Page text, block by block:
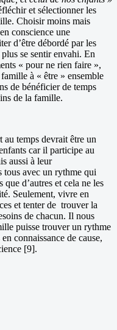
et sélectionner les
Choisir moins mais
conscience une
d’être débordé par les
se sentir envahi. En
« pour ne rien faire »,
à « être » ensemble
de bénéficier de temps
de la famille.
au temps devrait être un
car il participe au
aussi à leur
avec un rythme qui
d’autres et cela ne les
Seulement, vivre en
et tenter de trouver la
de chacun. Il nous
puisse trouver un rythme
connaissance de cause,
[9].